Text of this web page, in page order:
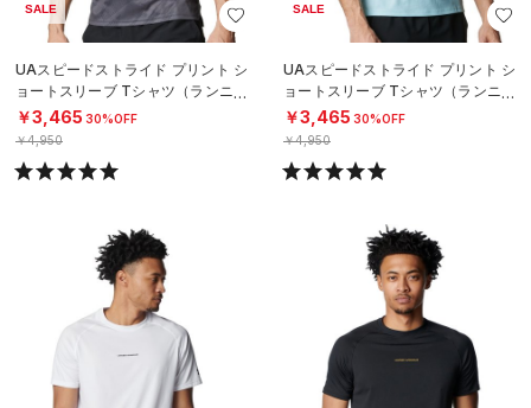
SALE
UAスピードストライド プリント シ
ョートスリーブ Tシャツ（ランニン
グ/MEN）
￥3,465 30%OFF
￥4,950
SALE
UAスピードストライド プリント シ
ョートスリーブ Tシャツ（ランニン
グ/MEN）
￥3,465 30%OFF
￥4,950